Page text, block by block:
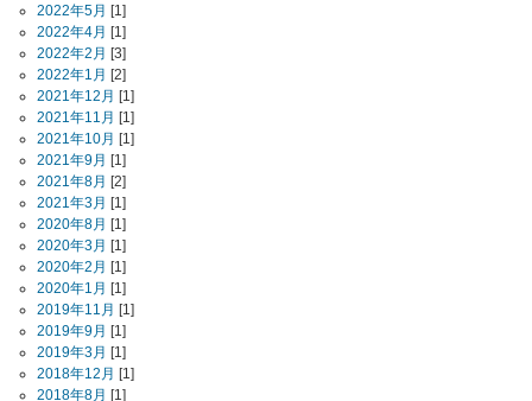
2022年5月 [1]
2022年4月 [1]
2022年2月 [3]
2022年1月 [2]
2021年12月 [1]
2021年11月 [1]
2021年10月 [1]
2021年9月 [1]
2021年8月 [2]
2021年3月 [1]
2020年8月 [1]
2020年3月 [1]
2020年2月 [1]
2020年1月 [1]
2019年11月 [1]
2019年9月 [1]
2019年3月 [1]
2018年12月 [1]
2018年8月 [1]